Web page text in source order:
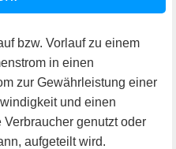
bzw. Vorlauf zu einem
in einen
zur Gewährleistung einer
und einen
genutzt oder
aufgeteilt wird.